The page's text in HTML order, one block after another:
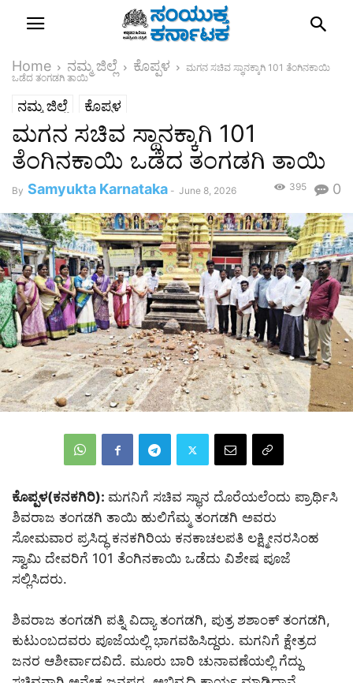
Home ನಮ್ಮ ಜಿಲ್ಲೆ ಕೊಪ್ಪಳ
ಮಗನ ಸಚಿವ ಸ್ಥಾನಕ್ಕಾಗಿ 101 ತೆಂಗಿನಕಾಯಿ
ಒಡೆದ ತಂಗಡಗಿ ತಾಯಿ
ನಮ್ಮ ಜಿಲ್ಲೆ ಕೊಪ್ಪಳ
ಮಗನ ಸಚಿವ ಸ್ಥಾನಕ್ಕಾಗಿ 101
ತೆಂಗಿನಕಾಯಿ ಒಡೆದ ತಂಗಡಗಿ ತಾಯಿ
By Samyukta Karnataka - June 8, 2026 0
395
ಕೊಪ್ಪಳ(ಕನಕಗಿರಿ): ಮಗನಿಗೆ ಸಚಿವ ಸ್ಥಾನ ದೊರೆಯಲೆಂದು ಪ್ರಾರ್ಥಿಸಿ
ಶಿವರಾಜ ತಂಗಡಗಿ ತಾಯಿ ಹುಲಿಗೆಮ್ಮ ತಂಗಡಗಿ ಅವರು
ಸೋಮವಾರ ಪ್ರಸಿದ್ಧ ಕನಕಗಿರಿಯ ಕನಕಾಚಲಪತಿ ಲಕ್ಷ್ಮೀನರಸಿಂಹ
ಸ್ವಾಮಿ ದೇವರಿಗೆ 101 ತೆಂಗಿನಕಾಯಿ ಒಡೆದು ವಿಶೇಷ ಪೂಜೆ
ಸಲ್ಲಿಸಿದರು.
ಶಿವರಾಜ ತಂಗಡಗಿ ಪತ್ನಿ ವಿದ್ಯಾ ತಂಗಡಗಿ, ಪುತ್ರ ಶಶಾಂಕ್ ತಂಗಡಗಿ,
ಕುಟುಂಬದವರು ಪೂಜೆಯಲ್ಲಿ ಭಾಗವಹಿಸಿದ್ದರು. ಮಗನಿಗೆ ಕ್ಷೇತ್ರದ
ಜನರ ಆಶೀರ್ವಾದವಿದೆ. ಮೂರು ಬಾರಿ ಚುನಾವಣೆಯಲ್ಲಿ ಗೆದ್ದು